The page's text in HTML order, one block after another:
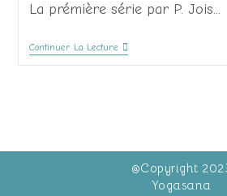
La prémière série par P. Jois...
Continuer La Lecture
@Copyright
Yogasana